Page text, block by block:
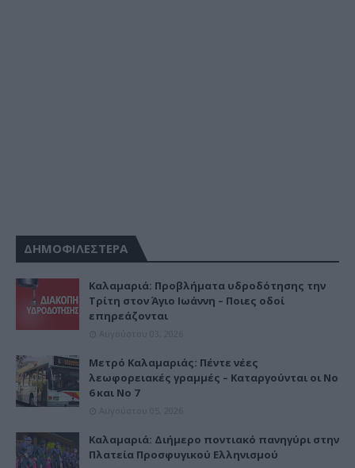
ΔΗΜΟΦΙΛΕΣΤΕΡΑ
Καλαμαριά: Προβλήματα υδροδότησης την
Τρίτη στον Άγιο Ιωάννη – Ποιες οδοί
επηρεάζονται
Μετρό Καλαμαριάς: Πέντε νέες
λεωφορειακές γραμμές – Καταργούνται οι Νο
6 και Νο 7
Καλαμαριά: Διήμερο ποντιακό πανηγύρι στην
Πλατεία Προσφυγικού Ελληνισμού